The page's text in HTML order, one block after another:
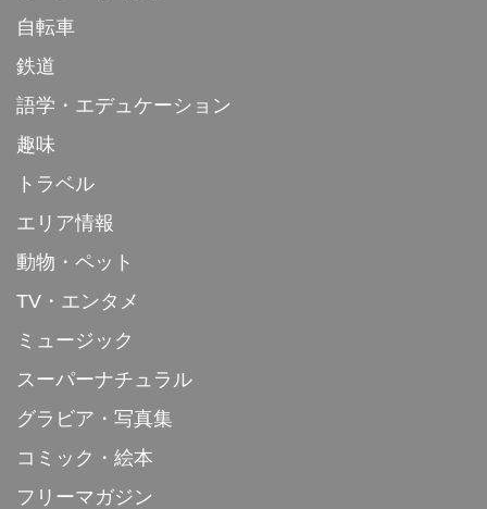
自転車
鉄道
語学・エデュケーション
趣味
トラベル
エリア情報
動物・ペット
TV・エンタメ
ミュージック
スーパーナチュラル
グラビア・写真集
コミック・絵本
フリーマガジン